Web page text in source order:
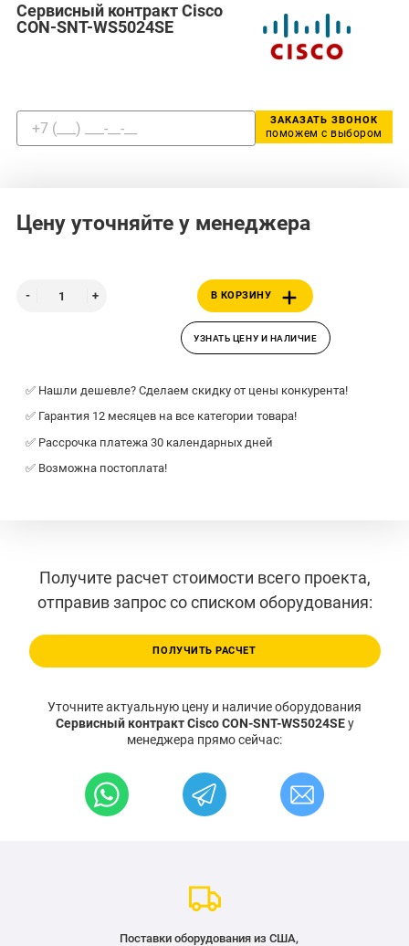
Сервисный контракт Cisco
CON-SNT-WS5024SE
ЗАКАЗАТЬ ЗВОНОК
поможем с выбором
Цену уточняйте у менеджера
В КОРЗИНУ
УЗНАТЬ ЦЕНУ И НАЛИЧИЕ
✅ Нашли дешевле? Сделаем скидку от цены конкурента!
✅ Гарантия 12 месяцев на все категории товара!
✅ Рассрочка платежа 30 календарных дней
✅ Возможна постоплата!
Получите расчет стоимости всего проекта,
отправив запрос со списком оборудования:
ПОЛУЧИТЬ РАСЧЕТ
Уточните актуальную цену и наличие оборудования
Сервисный контракт Cisco CON-SNT-WS5024SEу
менеджера прямо сейчас:
Поставки оборудования из США,